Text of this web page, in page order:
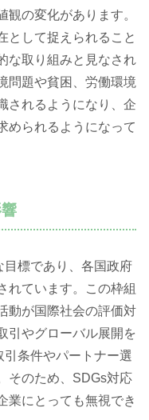
の変化があります。
として捉えられること
な取り組みと見なされ
問題や貧困、労働環境
されるようになり、企
められるようになって
標であり、各国政府
れています。この枠組
動が国際社会の評価対
引やグローバル展開を
条件やパートナー選
そのため、SDGs対応
業にとっても無視でき